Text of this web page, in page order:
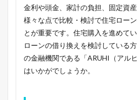
金利や頭金、家計の負担、固定資
様々な点で比較・検討で住宅ロー
とが重要です。住宅購入を進めて
ローンの借り換えを検討している
の金融機関である「ARUHI（アル
はいかがでしょうか。